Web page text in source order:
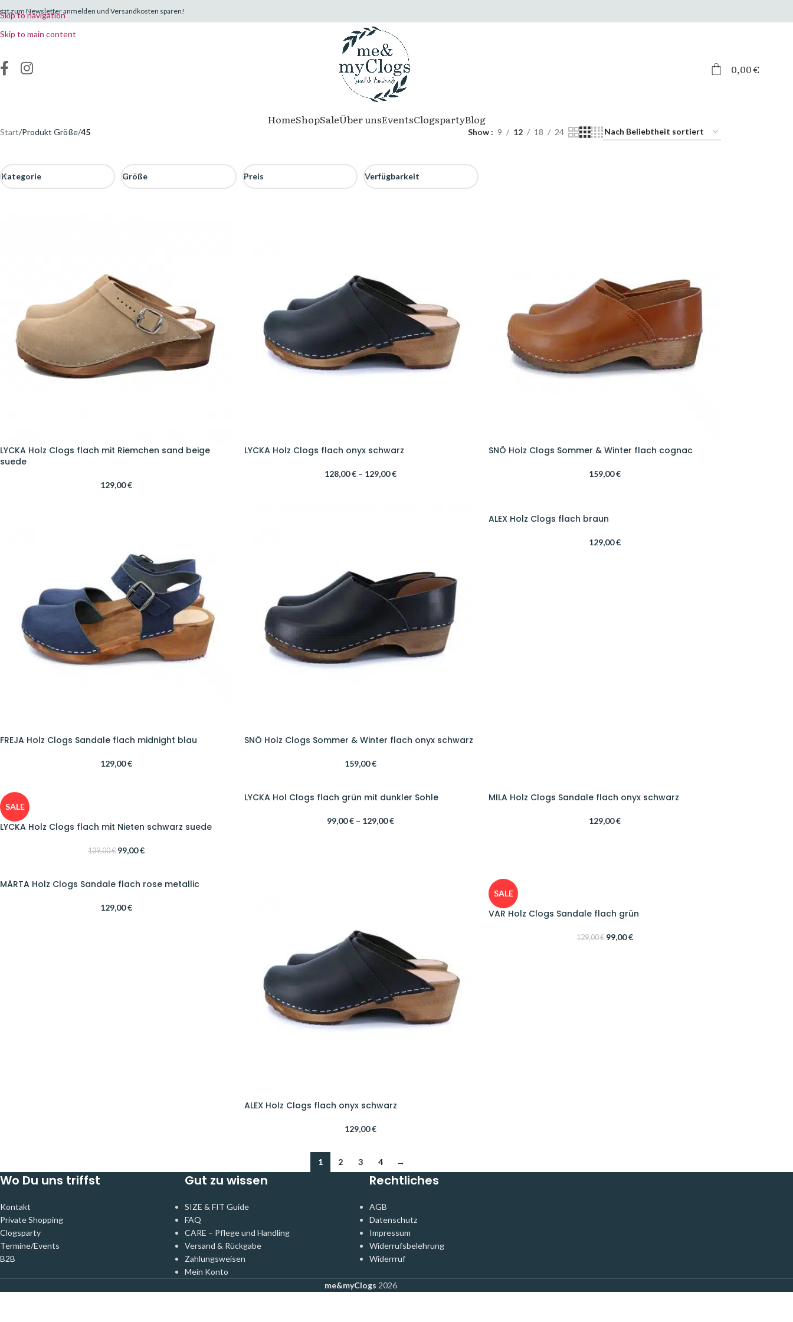
Skip to navigation
Skip to main content
zum Newsletter anmelden und Versandkosten sparen!
0,00€
HomeShopSaleÜber unsEventsClogspartyBlog
Start/Produkt Größe/45 Show 9 12 18 24
Kategorie Größe Preis Verfügbarkeit
LYCKA Holz Clogs flach mit Riemchen sand beige
suede
129,00€
LYCKA Holz Clogs flach onyx schwarz
128,00€ – 129,00€
SNÖ Holz Clogs Sommer & Winter flach cognac
159,00€
FREJA Holz Clogs Sandale flach midnight blau
129,00€
SNÖ Holz Clogs Sommer & Winter flach onyx schwarz
159,00€
ALEX Holz Clogs flach braun
129,00€
SALE
LYCKA Holz Clogs flach mit Nieten schwarz suede
139,00€ 99,00€
LYCKA Hol Clogs flach grün mit dunkler Sohle
99,00€ – 129,00€
MILA Holz Clogs Sandale flach onyx schwarz
129,00€
MÄRTA Holz Clogs Sandale flach rose metallic
129,00€
ALEX Holz Clogs flach onyx schwarz
129,00€
SALE
VAR Holz Clogs Sandale flach grün
129,00€ 99,00€
1 2 3 4 →
Wo Du uns triffst
Kontakt
Private Shopping
Clogsparty
Termine/Events
B2B
Gut zu wissen
SIZE & FIT Guide
FAQ
CARE – Pflege und Handling
Versand & Rückgabe
Zahlungsweisen
Mein Konto
Rechtliches
AGB
Datenschutz
Impressum
Widerrufsbelehrung
Widerrruf
me&myClogs 2026